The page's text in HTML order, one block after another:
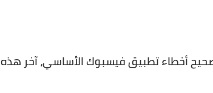
أخطاء تطبيق فيسبوك الأساسي، آخر هذه